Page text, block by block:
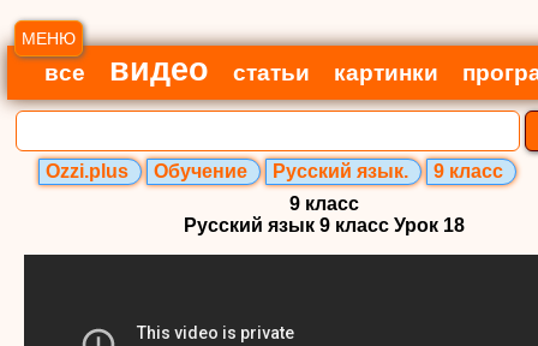
МЕНЮ
все видео статьи картинки
Ozzi.plus Обучение Русский язык.
9 класс
9 класс
Русский язык 9 класс Урок 18